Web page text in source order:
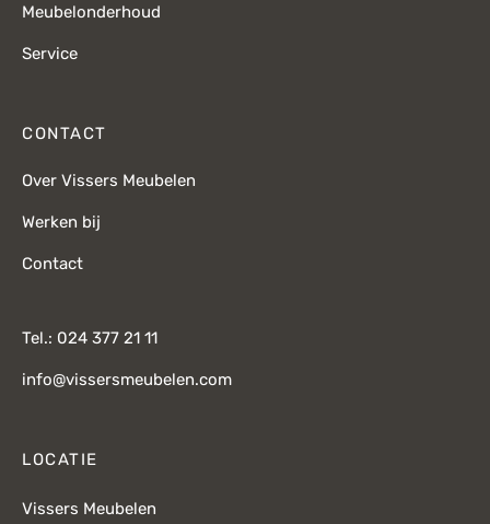
Meubelonderhoud
Service
CONTACT
Over Vissers Meubelen
Werken bij
Contact
Tel.: 024 377 21 11
info@vissersmeubelen.com
LOCATIE
Vissers Meubelen